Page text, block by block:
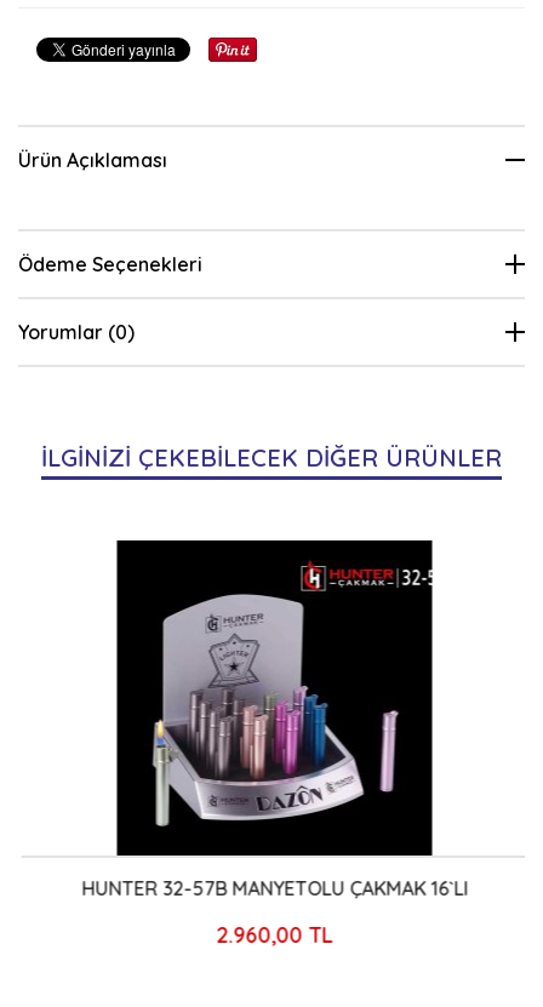
Ürün Açıklaması
Ödeme Seçenekleri
Yorumlar (0)
İLGİNİZİ ÇEKEBİLECEK DİĞER ÜRÜNLER
HUNTER 32-57B MANYETOLU ÇAKMAK 16`LI
2.960,00 TL